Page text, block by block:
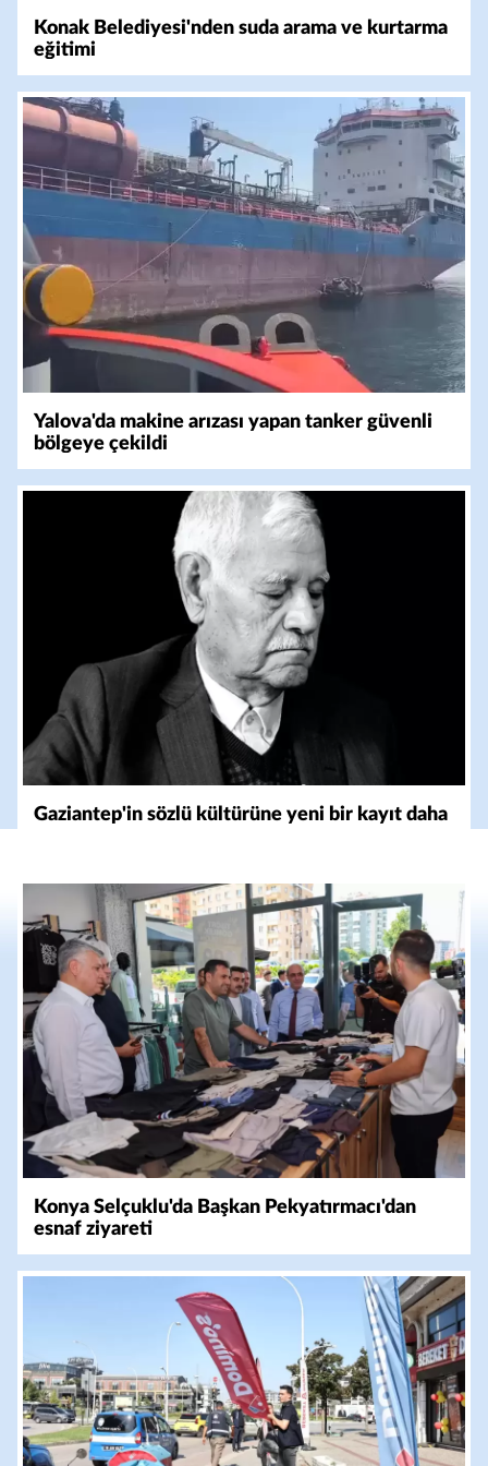
Konak Belediyesi'nden suda arama ve kurtarma
eğitimi
Yalova'da makine arızası yapan tanker güvenli
bölgeye çekildi
Gaziantep'in sözlü kültürüne yeni bir kayıt daha
Konya Selçuklu'da Başkan Pekyatırmacı'dan
esnaf ziyareti